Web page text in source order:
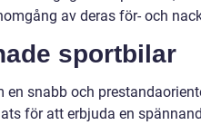
av deras för- och
sportbilar
snabb och
för att erbjuda en